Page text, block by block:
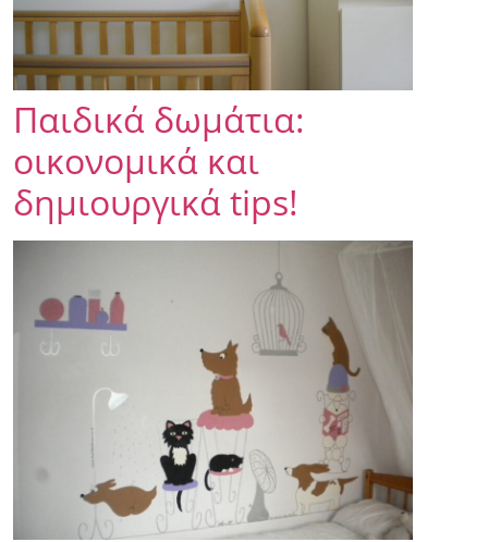
Παιδικά δωμάτια:
οικονομικά και
δημιουργικά tips!